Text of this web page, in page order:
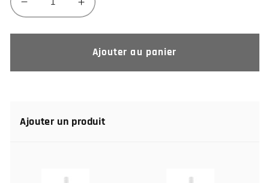
Réduire
la
quantité
chirurgical
Augmenter
la
quantité
de
chirurgical
Ajouter au panier
Ajouter un produit